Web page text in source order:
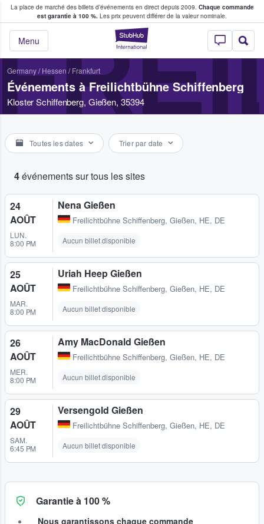
La place de marché des billets d’événements en direct depuis 2009. Chaque commande
est garantie à 100 %. Les prix peuvent différer de la valeur nominale.
StubHub - Où
Menu
fans achètent et vendent des billets
Germany/ Hessen / Frankfurt
Événements à Freilichtbühne Schiffenberg
Kloster Schiffenberg, Gießen, 35394
Toutes les dates Trier par date
4événements sur tous les sites
24
AOÛT
LUN.
8:00 PM
Nena Gießen
Freilichtbühne Schiffenberg, Gießen, HE, DE
Aucun billet disponible
25
AOÛT
MAR.
8:00 PM
Uriah Heep Gießen
Freilichtbühne Schiffenberg, Gießen, HE, DE
Aucun billet disponible
26
AOÛT
MER.
8:00 PM
Amy MacDonald Gießen
Freilichtbühne Schiffenberg, Gießen, HE, DE
Aucun billet disponible
29
AOÛT
SAM.
6:45 PM
Versengold Gießen
Freilichtbühne Schiffenberg, Gießen, HE, DE
Aucun billet disponible
Garantie à 100 %
Nous garantissons chaque commande